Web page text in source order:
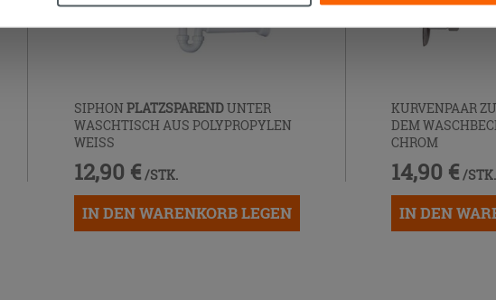
SIPHON PLATZSPARENDUNTER
WASCHTISCH AUS POLYPROPYLEN
WEISS
12,90 € /STK.
IN DEN WARENKORB LEGEN
KURVENPAAR
DEM
CHROM
14,90 € /STK.
IN DEN